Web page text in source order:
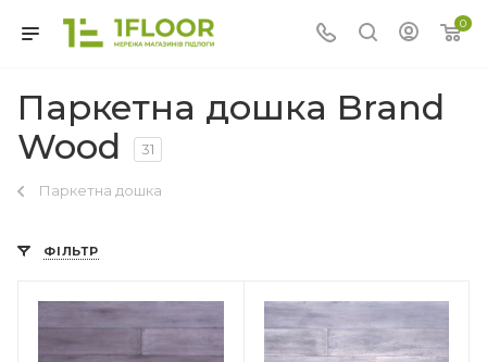
0
Паркетна дошка Brand
Wood
31
Паркетна дошка
ФІЛЬТР
Країна-виробник
Індонезія